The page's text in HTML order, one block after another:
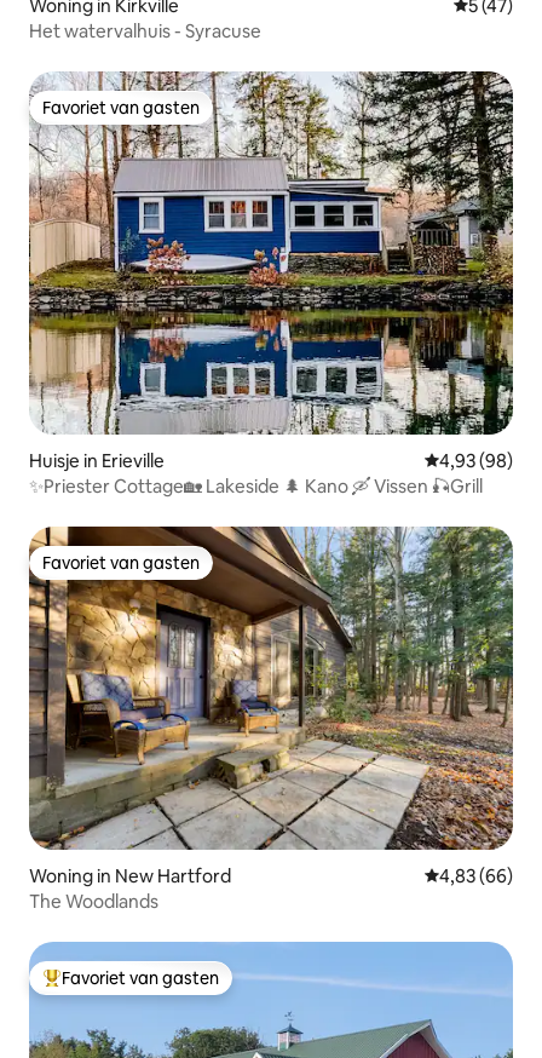
Woning in Kirkville
5 (47)
Het watervalhuis - Syracuse
Favoriet van gasten
Favoriet van gasten
Huisje in Erieville Gemiddelde
4,93 (98)
✨Priester Cottage🏡 Lakeside 🌲 Kano 🛶 Vissen 🎣Grill
Favoriet van gasten
Favoriet van gasten
Woning in New Hartford Gemiddelde
4,83 (66)
The Woodlands
Topfavoriet van gasten
Favoriet van gasten